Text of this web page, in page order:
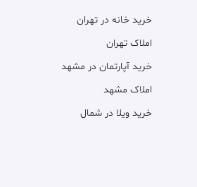
خرید خانه در تهران
املاک تهران
خرید آپارتمان در مشهد
املاک مشهد
خرید ویلا در شمال